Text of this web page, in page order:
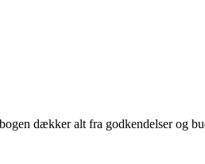
dækker alt fra godkendelser og